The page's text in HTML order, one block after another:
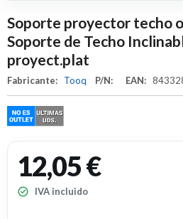
Soporte proyector techo
Soporte de Techo
proyect.plat
Fabricante: Tooq P/N: EAN:
12,05 €
IVA incluido